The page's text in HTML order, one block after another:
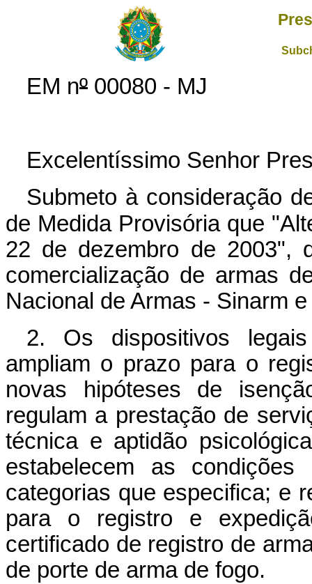
EM nº 00080 - MJ
Excelentíssimo Senhor
Submeto à consideração
de Medida Provisória que
22 de dezembro de 2003",
comercialização de armas
Nacional de Armas - Sinarm
2. Os dispositivos
ampliam o prazo para o
novas hipóteses de
regulam a prestação de
técnica e aptidão
estabelecem as
categorias que especifica; e
para o registro e e
certificado de registro de
de porte de arma de fogo.